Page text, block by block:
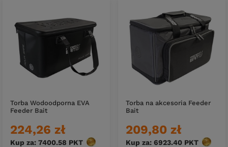
Torba Wodoodporna EVA
Feeder Bait
224,26 zł
Kup za: 7400.58 PKT punktów
Torba na akcesoria Feeder
Bait
209,80 zł
Kup za: 6923.40 PKT